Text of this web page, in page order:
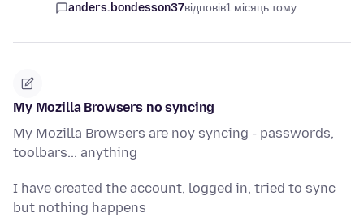
anders.bondesson37відповів1 місяць тому
My Mozilla Browsers no syncing
My Mozilla Browsers are noy syncing - passwords,
toolbars... anything
I have created the account, logged in, tried to sync
but nothing happens